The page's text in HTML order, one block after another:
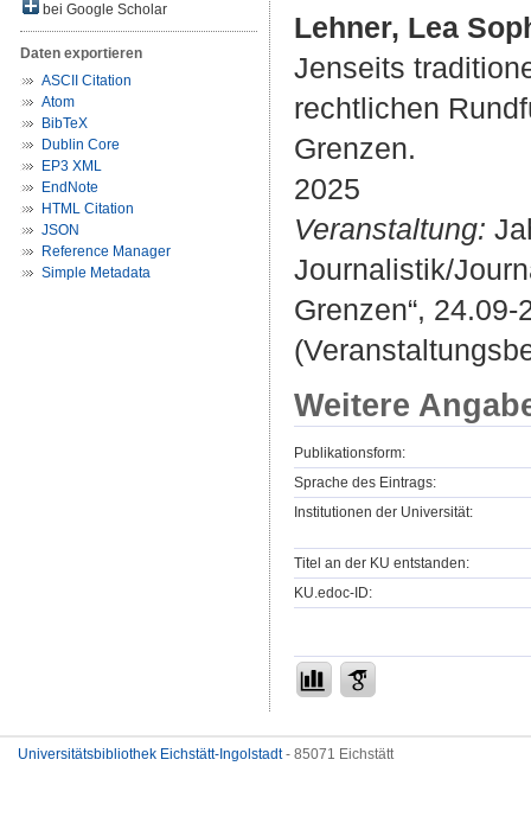
bei Google Scholar
Daten exportieren
ASCII Citation
Atom
BibTeX
Dublin Core
EP3 XML
EndNote
HTML Citation
JSON
Reference Manager
Simple Metadata
Lehner, Lea
Jenseits
rechtlichen
Grenzen.
2025
Veranstaltung:
Journalistik/
Grenzen“,
Weitere
Publikationsform:
Sprache des Eintrags:
Institutionen der Universität:
Titel an der KU entstanden:
KU.edoc-ID:
Universitätsbibliothek Eichstätt-Ingolstadt- 85071 Eichstätt